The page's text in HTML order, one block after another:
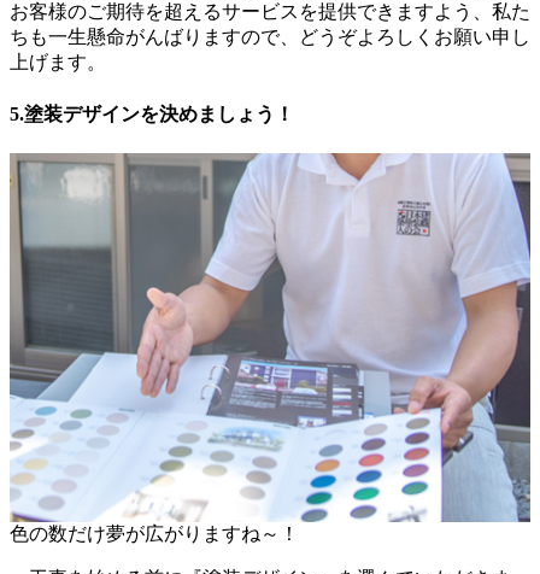
お客様のご期待を超えるサービスを提供できますよう、私た
ちも一生懸命がんばりますので、どうぞよろしくお願い申し
上げます。
5.塗装デザインを決めましょう！
色の数だけ夢が広がりますね～！